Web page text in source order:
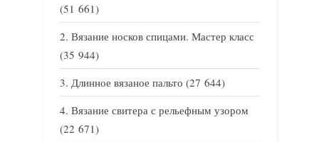
(51 661)
Вязание носков спицами. Мастер класс
(35 944)
Длинное вязаное пальто (27 644)
Вязание свитера с рельефным узором
(22 671)